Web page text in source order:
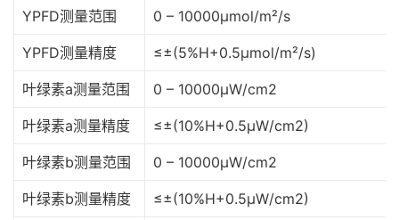
YPFD测量范围 0 – 10000μmol/m²/s
YPFD测量精度 ≤±(5%H+0.5μmol/m²/s)
叶绿素a测量范围 0 – 10000μW/cm2
叶绿素a测量精度 ≤±(10%H+0.5μW/cm2)
叶绿素b测量范围 0 – 10000μW/cm2
叶绿素b测量精度 ≤±(10%H+0.5μW/cm2)